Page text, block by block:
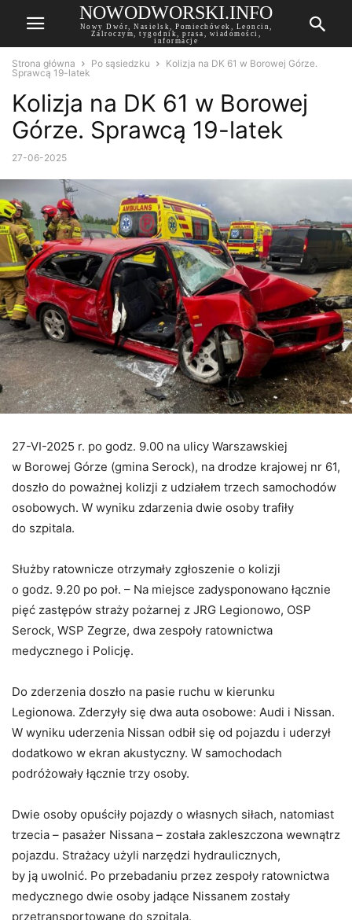
NOWODWORSKI.INFO
Nowy Dwór, Nasielsk, Pomiechówek, Leoncin,
Zalroczym, tygodnik, prasa, wiadomości,
informacje
Strona główna Po sąsiedzku
Kolizja na DK 61 w Borowej Górze.
Sprawcą 19-latek
Kolizja na DK 61 w Borowej
Górze. Sprawcą 19-latek
27-06-2025
27-VI-2025 r. po godz. 9.00 na ulicy Warszawskiej
w Borowej Górze (gmina Serock), na drodze krajowej nr 61,
doszło do poważnej kolizji z udziałem trzech samochodów
osobowych. W wyniku zdarzenia dwie osoby trafiły
do szpitala.
Służby ratownicze otrzymały zgłoszenie o kolizji
o godz. 9.20 po poł. – Na miejsce zadysponowano łącznie
pięć zastępów straży pożarnej z JRG Legionowo, OSP
Serock, WSP Zegrze, dwa zespoły ratownictwa
medycznego i Policję.
Do zderzenia doszło na pasie ruchu w kierunku
Legionowa. Zderzyły się dwa auta osobowe: Audi i Nissan.
W wyniku uderzenia Nissan odbił się od pojazdu i uderzył
dodatkowo w ekran akustyczny. W samochodach
podróżowały łącznie trzy osoby.
Dwie osoby opuściły pojazdy o własnych siłach, natomiast
trzecia – pasażer Nissana – została zakleszczona wewnątrz
pojazdu. Strażacy użyli narzędzi hydraulicznych,
by ją uwolnić. Po przebadaniu przez zespoły ratownictwa
medycznego dwie osoby jadące Nissanem zostały
przetransportowane do szpitala.